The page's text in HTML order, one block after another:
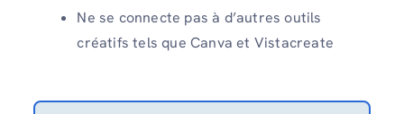
Ne se connecte pas à d’autres outils
créatifs tels que Canva et Vistacreate